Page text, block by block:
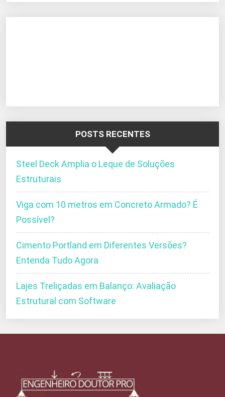
POSTS RECENTES
Steel Deck Amplia o Leque de Soluções
Estruturais
Viga com 10 metros em Concreto Armado? É
Possível?
Cimento Portland em Diferentes Versões?
Entenda Tudo Agora
Lajes Treliçadas em Balanço: Avaliação
Estrutural com Software